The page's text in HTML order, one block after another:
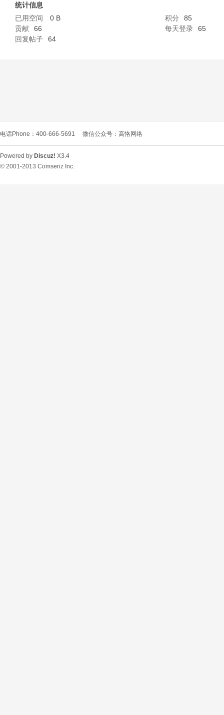
L
统计信息
已用空间
0 B 积分
85
贡献
66 每天登录
65
回复帖子
64
电话Phone：400-666-5691 微信公众号：高恪网络
Powered by Discuz! X3.4
© 2001-2013 Comsenz Inc.